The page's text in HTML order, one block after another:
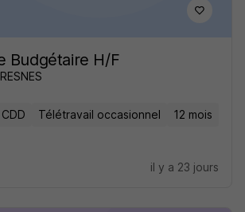
Budgétaire H/F
CDD Télétravail occasionnel 12 mois
il y a 23 jours